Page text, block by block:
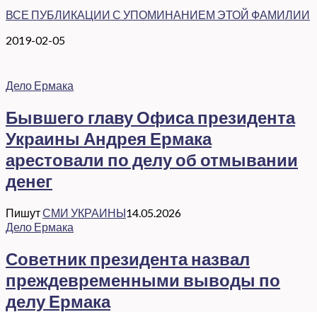
ВСЕ ПУБЛИКАЦИИ С УПОМИНАНИЕМ ЭТОЙ ФАМИЛИИ
2019-02-05
Дело Ермака
Бывшего главу Офиса президента
Украины Андрея Ермака
арестовали по делу об отмывании
денег
ПишутСМИ УКРАИНЫ14.05.2026
Дело Ермака
Советник президента назвал
преждевременными выводы по
делу Ермака